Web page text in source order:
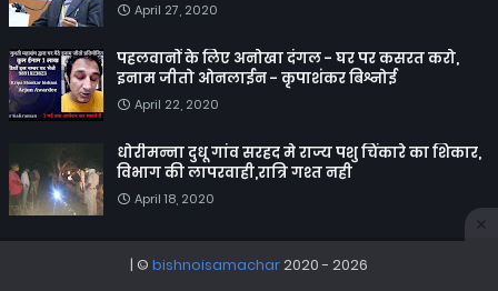
April 27, 2020
पहलवानों के लिए अनोखा दंगल - घर पर कसरत करो,
इनाम जीतो ओनलाईन - कृपाशंकर बिश्नोई
April 22, 2020
धोरीमन्ना दुधू गांव सरहद मे राज्य पशु चिंकारे का शिकार,
विभाग की लापरवाही,रात्रि गश्त नही
April 18, 2020
| © bishnoisamachar2020 - 2026